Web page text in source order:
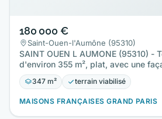
180 000 €
Saint-Ouen-l'Aumône (95310)
SAINT OUEN L AUMONE (95310) -
d'environ 355 m², plat, avec une
situé en…
347 m² terrain viabilisé
MAISONS FRANÇAISES GRAND PARIS